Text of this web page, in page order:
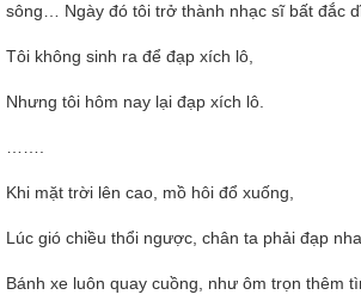
sông… Ngày đó tôi trở thành nhạc sĩ bất đắc
Tôi không sinh ra để đạp xích lô,
Nhưng tôi hôm nay lại đạp xích lô.
Khi mặt trời lên cao, mồ hôi đổ xuống,
Lúc gió chiều thổi ngược, chân ta phải đạp
Bánh xe luôn quay cuồng, như ôm trọn thêm